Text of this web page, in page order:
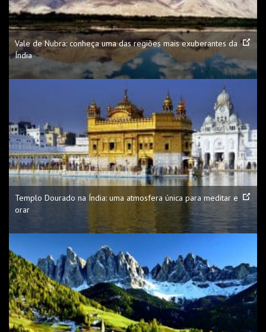
Vale de Nubra: conheça uma das regiões mais exuberantes da
Índia
Templo Dourado na Índia: uma atmosfera única para meditar e
orar